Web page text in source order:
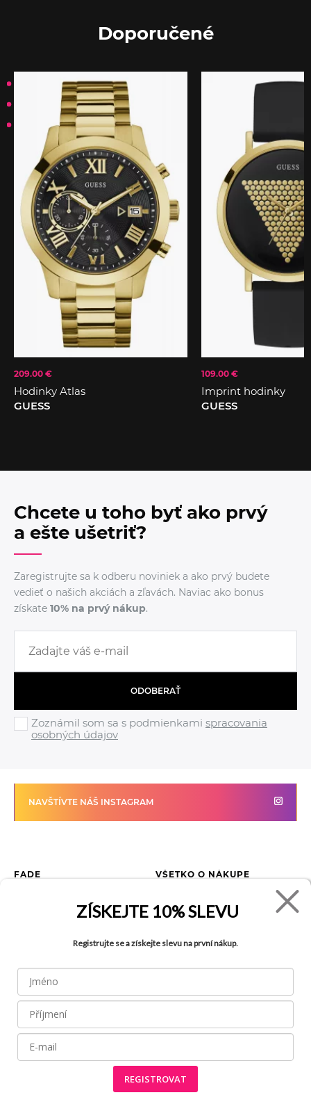
Doporučené
209.00 €
Hodinky Atlas
GUESS
109.00 €
Imprint hodinky
GUESS
Chcete u toho byť ako prvý
a ešte ušetriť?
Zaregistrujte sa k odberu noviniek a ako prvý budete
vedieť o našich akciách a zľavách. Naviac ako bonus
získate 10% na prvý nákup.
ODOBERAŤ
Zoznámil som sa s podmienkami spracovania
osobných údajov
NAVŠTÍVTE NÁŠ INSTAGRAM
FADE
Blog
VŠETKO O NÁKUPE
Ako reklamovať tovar
Tabuľka veľkostí
Všetky práva vyhradené © 2026
ZÍSKEJTE 10% SLEVU
Registrujte se a získejte slevu na první nákup.
REGISTROVAT